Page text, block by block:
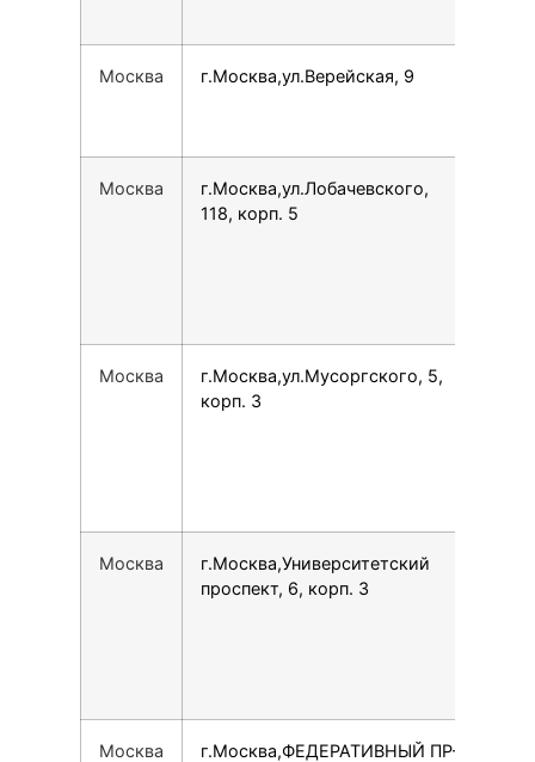
Москва г.Москва,ул.Верейская, 9
Москва
г.Москва,ул.Лобачевского,
118, корп. 5
Москва
г.Москва,ул.Мусоргского, 5,
корп. 3
Москва
г.Москва,Университетский
проспект, 6, корп. 3
Москва
г.Москва,ФЕДЕРАТИВНЫЙ ПР-